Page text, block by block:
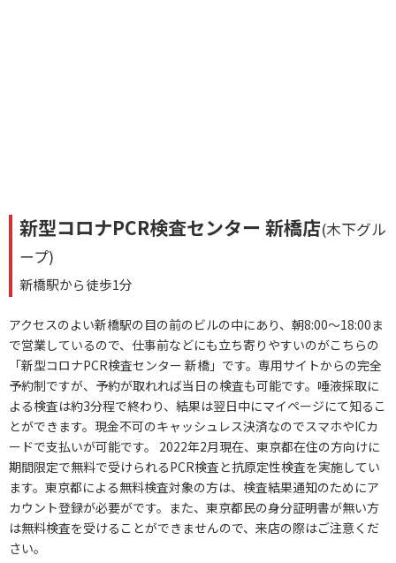
新型コロナPCR検査センター 新橋店(木下グル
ープ)
新橋駅から徒歩1分
アクセスのよい新橋駅の目の前のビルの中にあり、朝8:00～18:00ま
で営業しているので、仕事前などにも立ち寄りやすいのがこちらの
「新型コロナPCR検査センター 新橋」です。専用サイトからの完全
予約制ですが、予約が取れれば当日の検査も可能です。唾液採取に
よる検査は約3分程で終わり、結果は翌日中にマイページにて知るこ
とができます。現金不可のキャッシュレス決済なのでスマホやICカ
ードで支払いが可能です。 2022年2月現在、東京都在住の方向けに
期間限定で無料で受けられるPCR検査と抗原定性検査を実施してい
ます。東京都による無料検査対象の方は、検査結果通知のためにア
カウント登録が必要がです。また、東京都民の身分証明書が無い方
は無料検査を受けることができませんので、来店の際はご注意くだ
さい。